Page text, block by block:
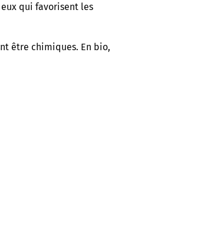
qui favorisent les
être chimiques. En bio,